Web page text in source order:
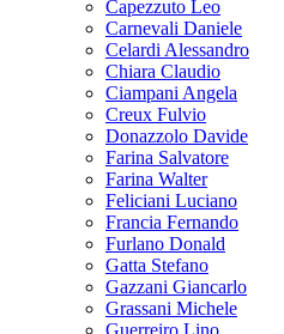
Capezzuto Leo
Carnevali Daniele
Celardi Alessandro
Chiara Claudio
Ciampani Angela
Creux Fulvio
Donazzolo Davide
Farina Salvatore
Farina Walter
Feliciani Luciano
Francia Fernando
Furlano Donald
Gatta Stefano
Gazzani Giancarlo
Grassani Michele
Guerreiro Lino